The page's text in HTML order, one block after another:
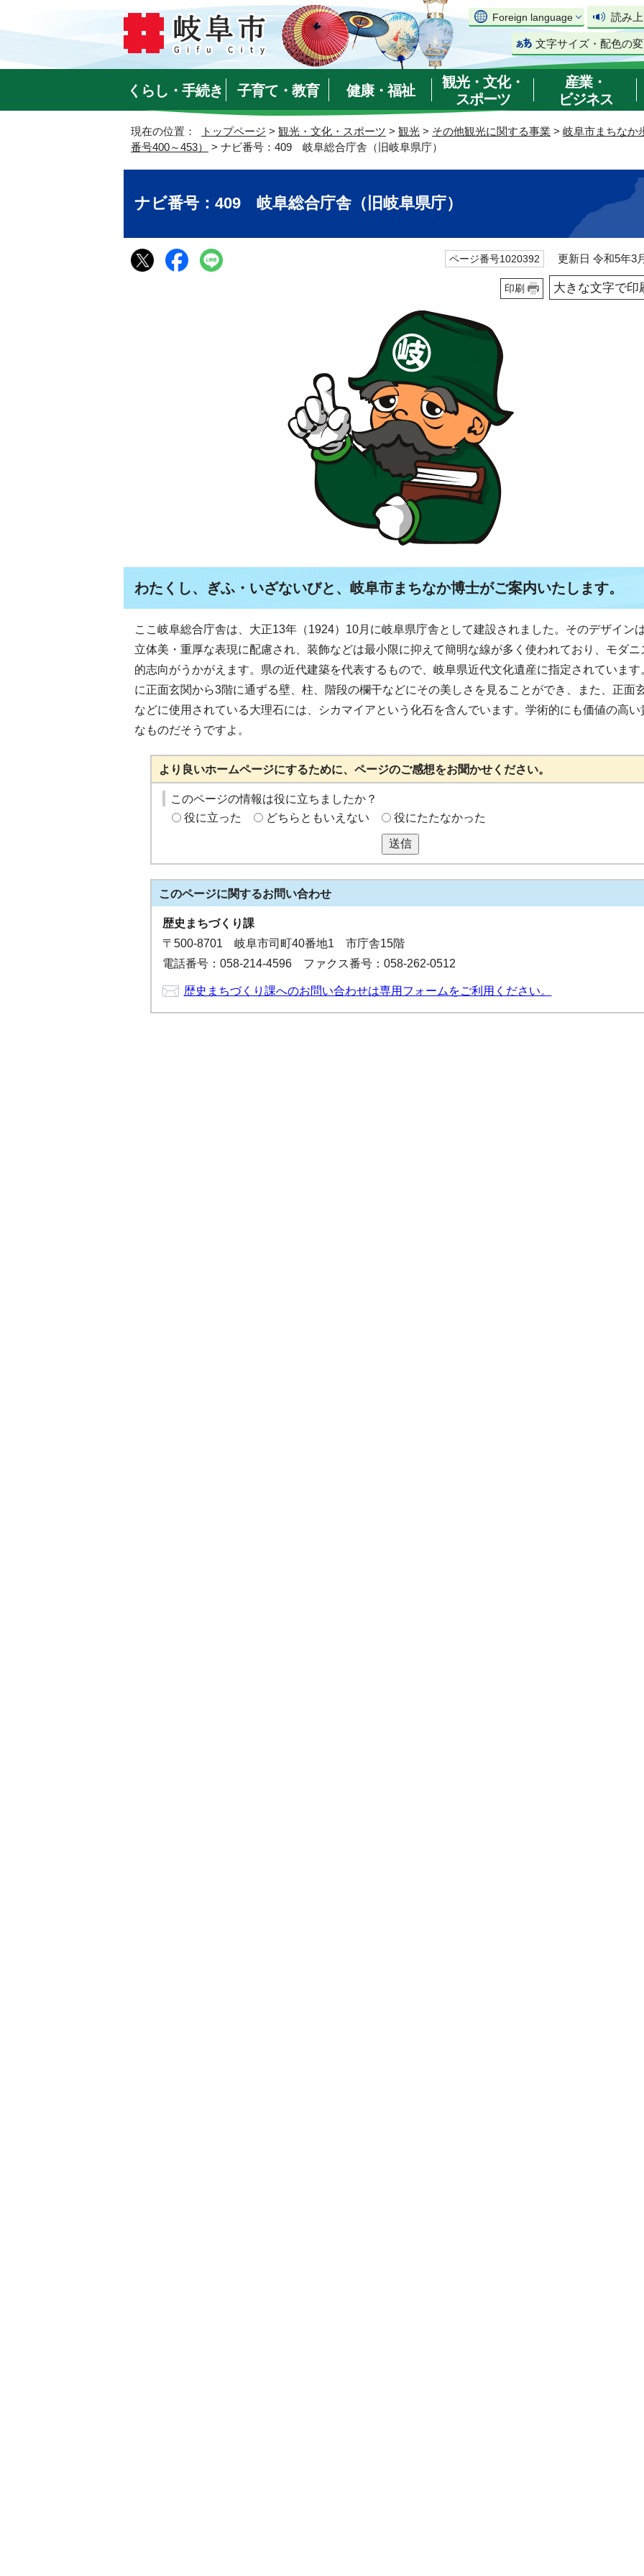
Foreign language 読み
文字サイズ・配色の
くらし・手続き 子育て・教育 健康・福祉
観光・文化・
スポーツ
産業・
ビジネス
現在の位置： トップページ > 観光・文化・スポーツ > 観光 > その他観光に関する事業 > 岐阜市まちなか
番号400～453）
> ナビ番号：409 岐阜総合庁舎（旧岐阜県庁）
ナビ番号：409 岐阜総合庁舎（旧岐阜県庁）
ページ番号1020392 更新日 令和5年3
印刷 大きな文字で印
わたくし、ぎふ・いざないびと、岐阜市まちなか博士がご案内いたします。
ここ岐阜総合庁舎は、大正13年（1924）10月に岐阜県庁舎として建設されました。そのデザイン
立体美・重厚な表現に配慮され、装飾などは最小限に抑えて簡明な線が多く使われており、モダニ
的志向がうかがえます。県の近代建築を代表するもので、岐阜県近代文化遺産に指定されています
に正面玄関から3階に通ずる壁、柱、階段の欄干などにその美しさを見ることができ、また、正面
などに使用されている大理石には、シカマイアという化石を含んでいます。学術的にも価値の高い
なものだそうですよ。
より良いホームページにするために、ページのご感想をお聞かせください。
このページの情報は役に立ちましたか？
役に立った
どちらともいえない 役にたたなかった
送信
このページに関するお問い合わせ
歴史まちづくり課
〒500-8701 岐阜市司町40番地1 市庁舎15階
電話番号：058-214-4596 ファクス番号：058-262-0512
歴史まちづくり課へのお問い合わせは専用フォームをご利用ください。